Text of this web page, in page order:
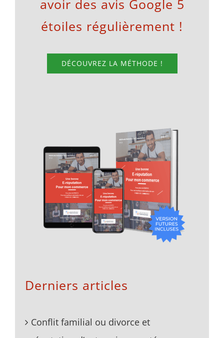
avoir des avis Google 5
étoiles régulièrement !
DÉCOUVREZ LA MÉTHODE !
Derniers articles
Conflit familial ou divorce et